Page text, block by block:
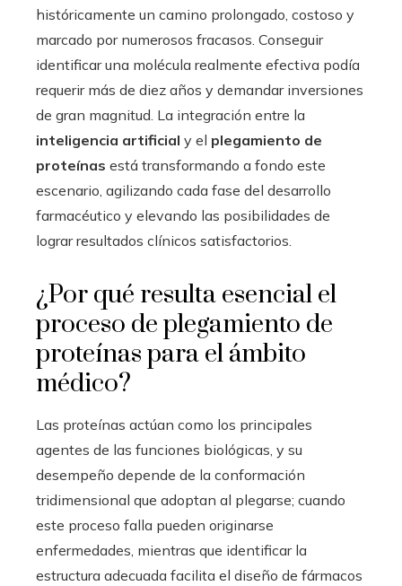
históricamente un camino prolongado, costoso y
marcado por numerosos fracasos. Conseguir
identificar una molécula realmente efectiva podía
requerir más de diez años y demandar inversiones
de gran magnitud. La integración entre la
inteligencia artificial y el plegamiento de
proteínas está transformando a fondo este
escenario, agilizando cada fase del desarrollo
farmacéutico y elevando las posibilidades de
lograr resultados clínicos satisfactorios.
¿Por qué resulta esencial el
proceso de plegamiento de
proteínas para el ámbito
médico?
Las proteínas actúan como los principales
agentes de las funciones biológicas, y su
desempeño depende de la conformación
tridimensional que adoptan al plegarse; cuando
este proceso falla pueden originarse
enfermedades, mientras que identificar la
estructura adecuada facilita el diseño de fármacos